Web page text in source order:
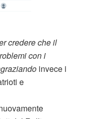
credere che il
con i
invece i
e